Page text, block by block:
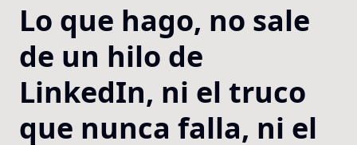
Lo que hago, no sale
de un hilo de
LinkedIn, ni el truco
que nunca falla, ni el